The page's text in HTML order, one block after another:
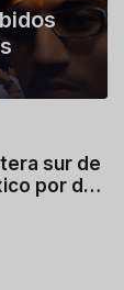
sur de
por dar